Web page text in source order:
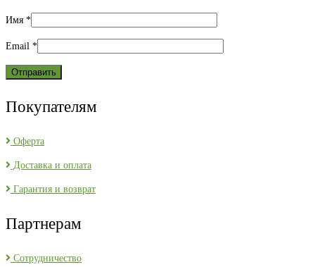
Имя *
Email *
Покупателям
Оферта
Доставка и оплата
Гарантия и возврат
Партнерам
Сотрудничество